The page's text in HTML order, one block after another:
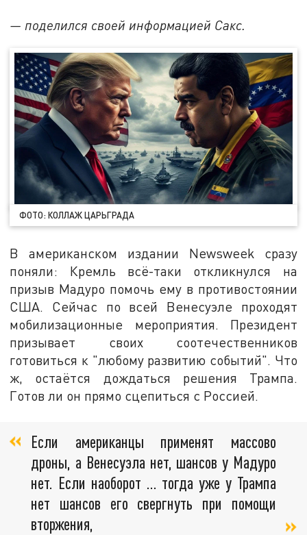
— поделился своей информацией Сакс.
ФОТО: КОЛЛАЖ ЦАРЬГРАДА
В американском издании Newsweek сразу
поняли: Кремль всё-таки откликнулся на
призыв Мадуро помочь ему в противостоянии
США. Сейчас по всей Венесуэле проходят
мобилизационные мероприятия. Президент
призывает своих соотечественников
готовиться к "любому развитию событий". Что
ж, остаётся дождаться решения Трампа.
Готов ли он прямо сцепиться с Россией.
Если американцы применят массово
дроны, а Венесуэла нет, шансов у Мадуро
нет. Если наоборот … тогда уже у Трампа
нет шансов его свергнуть при помощи
вторжения,